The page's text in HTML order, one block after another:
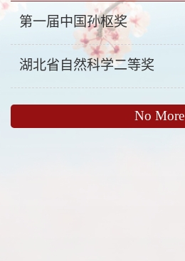
第一届中国孙枢奖
湖北省自然科学二等奖
No More